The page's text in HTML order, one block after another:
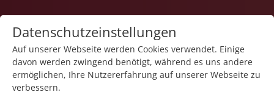
1
Datenschutzeinstellungen
Auf unserer Webseite werden Cookies verwendet. Einige
davon werden zwingend benötigt, während es uns andere
ermöglichen, Ihre Nutzererfahrung auf unserer Webseite zu
verbessern.